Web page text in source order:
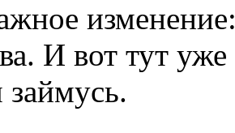
И вот тут
займусь.